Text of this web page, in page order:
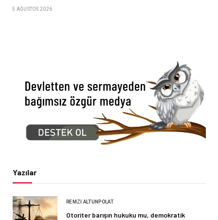
5 AĞUSTOS 2026
Yazılar
REMZI ALTUNPOLAT
Otoriter barışın hukuku mu, demokratik